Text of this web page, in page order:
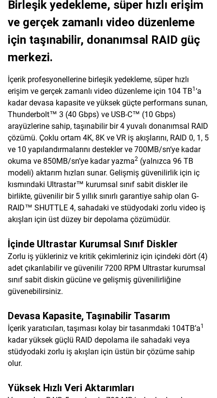
Birleşik yedekleme, süper hızlı erişim
ve gerçek zamanlı video düzenleme
için taşınabilir, donanımsal RAID güç
merkezi.
İçerik profesyonellerine birleşik yedekleme, süper hızlı
erişim ve gerçek zamanlı video düzenleme için 104 TB1 ‘a
kadar devasa kapasite ve yüksek güçte performans sunan,
Thunderbolt™ 3 (40 Gbps) ve USB-C™ (10 Gbps)
arayüzlerine sahip, taşınabilir bir 4 yuvalı donanımsal RAID
çözümü. Çoklu ortam 4K, 8K ve VR iş akışlarını, RAID 0, 1, 5
ve 10 yapılandırmalarını destekler ve 700MB/sn‘ye kadar
okuma ve 850MB/sn’ye kadar yazma2 (yalnızca 96 TB
modeli) aktarım hızları sunar. Gelişmiş güvenilirlik için iç
kısmındaki Ultrastar™ kurumsal sınıf sabit diskler ile
birlikte, güvenilir bir 5 yıllık sınırlı garantiye sahip olan G-
RAID™ SHUTTLE 4, sahadaki ve stüdyodaki zorlu video iş
akışları için üst düzey bir depolama çözümüdür.
İçinde Ultrastar Kurumsal Sınıf Diskler
Zorlu iş yükleriniz ve kritik çekimleriniz için içindeki dört (4)
adet çıkarılabilir ve güvenilir 7200 RPM Ultrastar kurumsal
sınıf sabit diskin gücüne ve gelişmiş güvenilirliğine
güvenebilirsiniz.
Devasa Kapasite, Taşınabilir Tasarım
İçerik yaratıcıları, taşıması kolay bir tasarımdaki 104TB’a1
kadar yüksek güçlü RAID depolama ile sahadaki veya
stüdyodaki zorlu iş akışları için üstün bir çözüme sahip
olur.
Yüksek Hızlı Veri Aktarımları